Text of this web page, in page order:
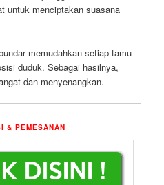
untuk menciptakan suasana
memudahkan setiap tamu
duduk. Sebagai hasilnya,
dan menyenangkan.
& PEMESANAN